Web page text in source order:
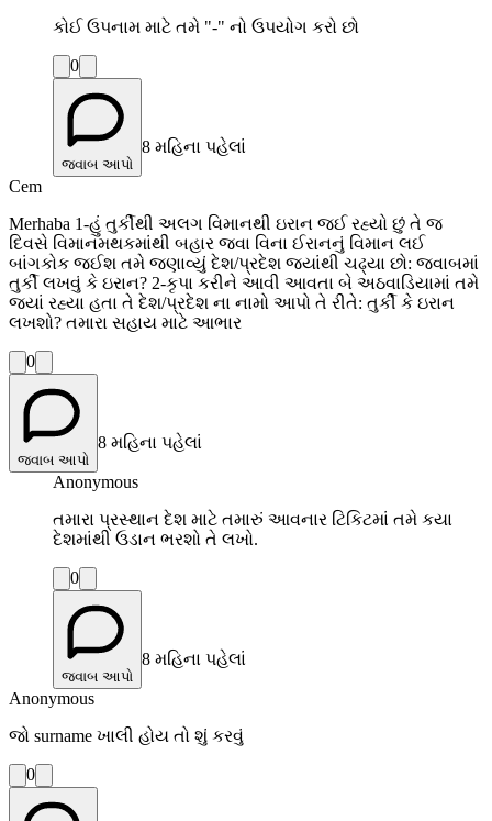
કોઈ ઉપનામ માટે તમે "-" નો ઉપયોગ કરો છો
0
જવાબ આપો
8 મહિના પહેલાં
Cem
Merhaba 1-હું તુર્કીથી અલગ વિમાનથી ઇરાન જઈ રહ્યો છું તે જ
દિવસે વિમાનમથકમાંથી બહાર જવા વિના ઈરાનનું વિમાન લઈ
બાંગકોક જઈશ તમે જણાવ્યું દેશ/પ્રદેશ જ્યાંથી ચઢ્યા છો: જવાબમાં
તુર્કી લખવું કે ઇરાન? 2-કૃપા કરીને આવી આવતા બે અઠવાડિયામાં તમે
જ્યાં રહ્યા હતા તે દેશ/પ્રદેશ ના નામો આપો તે રીતે: તુર્કી કે ઇરાન
લખશો? તમારા સહાય માટે આભાર
0
જવાબ આપો
8 મહિના પહેલાં
Anonymous
તમારા પ્રસ્થાન દેશ માટે તમારું આવનાર ટિકિટમાં તમે કયા
દેશમાંથી ઉડાન ભરશો તે લખો.
0
જવાબ આપો
8 મહિના પહેલાં
Anonymous
જો surname ખાલી હોય તો શું કરવું
0